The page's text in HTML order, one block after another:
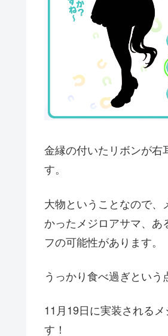
金縁の付いたリボンが右
す。
大物ということなので
かったメジロアサマ、
フの可能性があります。
うっかり食べ過ぎという
11月19日に実装される
す！